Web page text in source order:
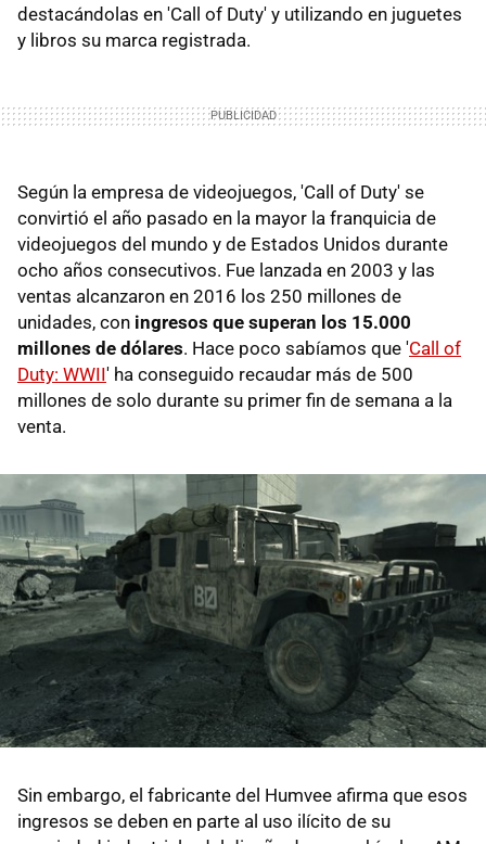
destacándolas en 'Call of Duty' y utilizando en juguetes
y libros su marca registrada.
Según la empresa de videojuegos, 'Call of Duty' se
convirtió el año pasado en la mayor la franquicia de
videojuegos del mundo y de Estados Unidos durante
ocho años consecutivos. Fue lanzada en 2003 y las
ventas alcanzaron en 2016 los 250 millones de
unidades, con ingresos que superan los 15.000
millones de dólares. Hace poco sabíamos que 'Call of
Duty: WWII' ha conseguido recaudar más de 500
millones de solo durante su primer fin de semana a la
venta.
Sin embargo, el fabricante del Humvee afirma que esos
ingresos se deben en parte al uso ilícito de su